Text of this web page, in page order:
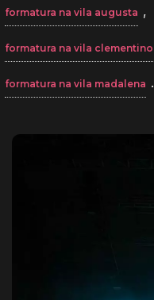
formatura na vila augusta ,
formatura na vila clementino
formatura na vila madalena .